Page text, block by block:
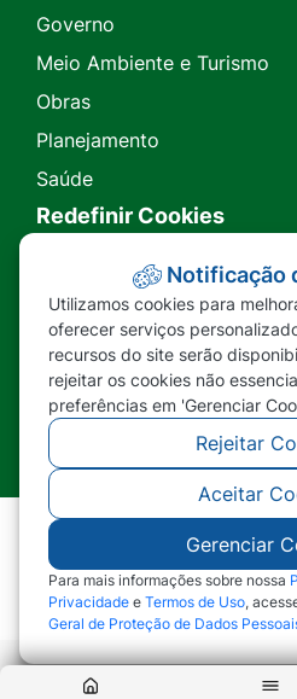
Governo
Meio Ambiente e Turismo
Obras
Planejamento
Saúde
Redefinir Cookies
Transparência
Ouvidoria
SIC
©2026 - Prefeitura
MT - Todos os
Notificação
Utilizamos cookies para
oferecer serviços
recursos do site serão
rejeitar os cookies não
preferências em 'Gerenciar
Rejeitar
Aceitar
Gerenciar
Para mais informações sobre nossa
Privacidade e Termos de Uso,
Geral de Proteção de Dados